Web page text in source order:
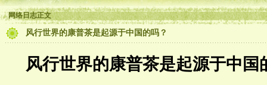
网络日志正文
风行世界的康普茶是起源于中国的吗？
风行世界的康普茶是起源于中国